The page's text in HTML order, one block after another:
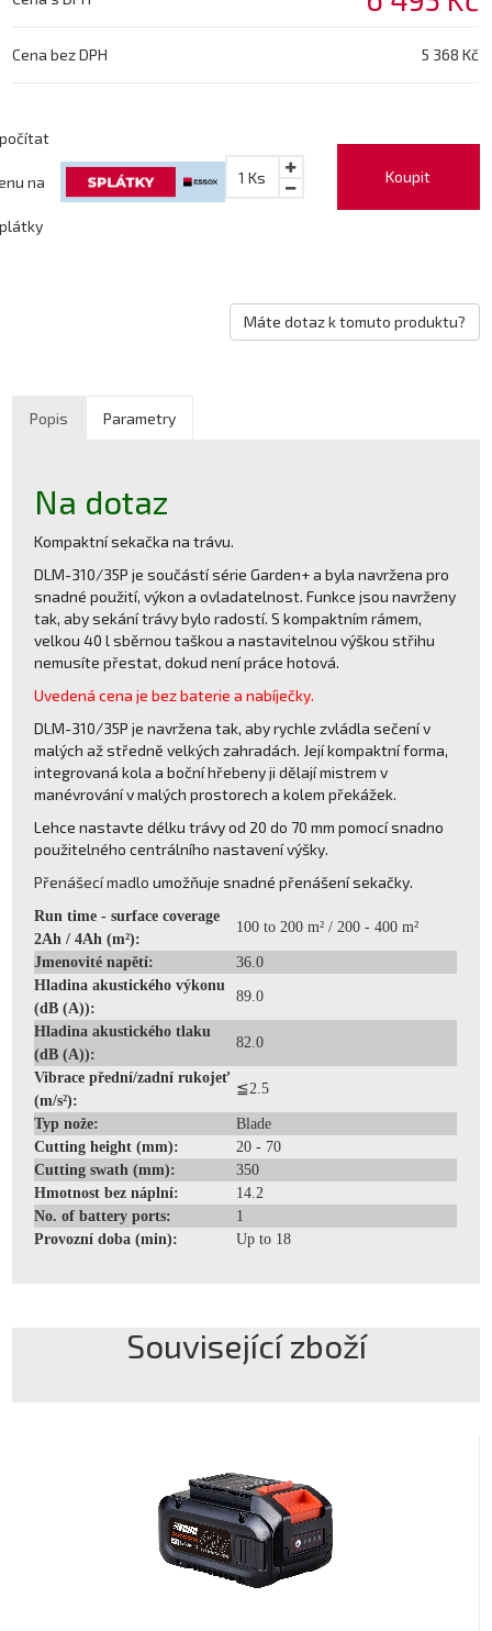
Cena bez DPH 5 368 Kč
Koupit
1 Ks
na
Máte dotaz k tomuto produktu?
Popis Parametry
Na dotaz
Kompaktní sekačka na trávu.
DLM-310/35P je součástí série Garden+ a byla navržena pro
snadné použití, výkon a ovladatelnost. Funkce jsou navrženy
tak, aby sekání trávy bylo radostí. S kompaktním rámem,
velkou 40 l sběrnou taškou a nastavitelnou výškou střihu
nemusíte přestat, dokud není práce hotová.
Uvedená cena je bez baterie a nabíječky.
DLM-310/35P je navržena tak, aby rychle zvládla sečení v
malých až středně velkých zahradách. Její kompaktní forma,
integrovaná kola a boční hřebeny ji dělají mistrem v
manévrování v malých prostorech a kolem překážek.
Lehce nastavte délku trávy od 20 do 70 mm pomocí snadno
použitelného centrálního nastavení výšky.
Přenášecí madloumožňuje snadné přenášení sekačky.
Run time - surface coverage
2Ah / 4Ah (m²):
100 to 200 m² / 200 - 400 m²
Jmenovité napětí:
36.0
Hladina akustického výkonu
(dB (A)):
89.0
Hladina akustického tlaku
(dB (A)):
82.0
Vibrace přední/zadní rukojeť
(m/s²):
≦2.5
Typ nože:
Blade
Cutting height (mm):
20 - 70
Cutting swath (mm):
350
Hmotnost bez náplní:
14.2
No. of battery ports:
1
Provozní doba (min):
Up to 18
Související zboží